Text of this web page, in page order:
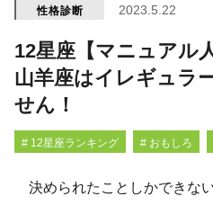
性格診断 2023.5.22
12星座【マニュアル
山羊座はイレギュラ
せん！
# 12星座ランキング # おもしろ
決められたことしかできな